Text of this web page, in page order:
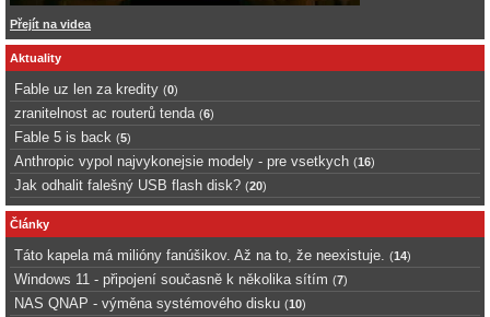
Přejít na videa
Aktuality
Fable uz len za kredity (0)
zranitelnost ac routerů tenda (6)
Fable 5 is back (5)
Anthropic vypol najvykonejsie modely - pre vsetkych (16)
Jak odhalit falešný USB flash disk? (20)
Články
Táto kapela má milióny fanúšikov. Až na to, že neexistuje. (14)
Windows 11 - připojení současně k několika sítím (7)
NAS QNAP - výměna systémového disku (10)